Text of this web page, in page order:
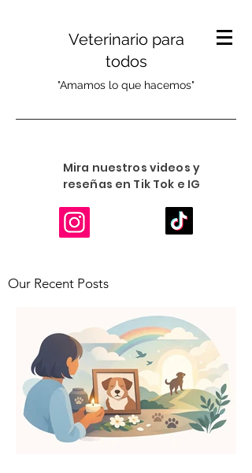
Veterinario para
todos
"Amamos lo que hacemos"
Mira nuestros videos y
reseñas en Tik Tok e IG
Our Recent Posts